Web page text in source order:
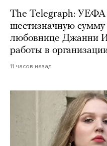
The Telegraph: УЕФА
шестизначную сумму
любовнице Джанни
работы в
11 часов назад